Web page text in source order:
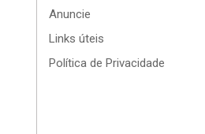
Anuncie
Links úteis
Política de Privacidade